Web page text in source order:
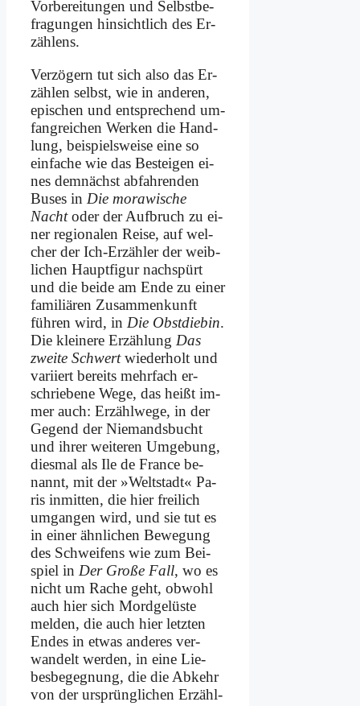
Vor­be­rei­tun­gen und Selbst­be­
fra­gun­gen hin­sicht­lich des Er­
zäh­lens.
Ver­zö­gern tut sich al­so das Er­
zäh­len selbst, wie in an­de­ren,
epi­schen und ent­spre­chend um­
fang­rei­chen Wer­ken die Hand­
lung, bei­spiels­wei­se ei­ne so
ein­fa­che wie das Be­stei­gen ei­
nes dem­nächst ab­fah­ren­den
Bu­ses in Die mo­ra­wi­sche
Nachtoder der Auf­bruch zu ei­
ner re­gio­na­len Rei­se, auf wel­
cher der Ich-Er­zäh­ler der weib­
li­chen Haupt­fi­gur nach­spürt
und die bei­de am En­de zu ei­ner
fa­mi­liä­ren Zu­sam­men­kunft
füh­ren wird, in Die Obst­die­bin.
Die klei­ne­re Er­zäh­lung Das
zwei­te Schwertwie­der­holt und
va­ri­iert be­reits mehr­fach er­
schrie­be­ne We­ge, das heißt im­
mer auch: Er­zähl­we­ge, in der
Ge­gend der Nie­mands­bucht
und ih­rer wei­te­ren Um­ge­bung,
dies­mal als Ile de France be­
nannt, mit der »Welt­stadt« Pa­
ris in­mit­ten, die hier frei­lich
um­gan­gen wird, und sie tut es
in ei­ner ähn­li­chen Be­we­gung
des Schwei­fens wie zum Bei­
spiel in Der Gro­ße Fall, wo es
nicht um Ra­che geht, ob­wohl
auch hier sich Mord­ge­lü­ste
mel­den, die auch hier letz­ten
En­des in et­was an­de­res ver­
wan­delt wer­den, in ei­ne Lie­
bes­be­geg­nung, die die Ab­kehr
von der ur­sprüng­li­chen Er­zähl­